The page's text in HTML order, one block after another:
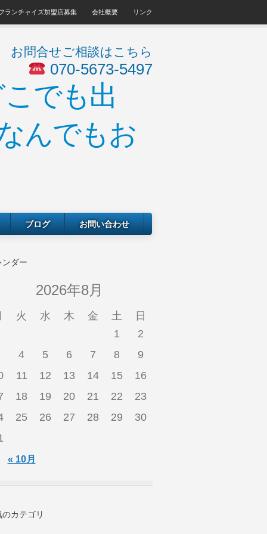
ランチャイズ加盟店募集 会社概要 リンク
お問合せご相談はこちら
070-5673-5497
ブログ お問い合わせ
ンダー
2026年8月
火 水 木 金 土 日
« 10月
1
2
4 5 6 7 8
9
11 12 13 14 15
16
18 19 20 21 22
23
25 26 27 28 29
30
のカテゴリ